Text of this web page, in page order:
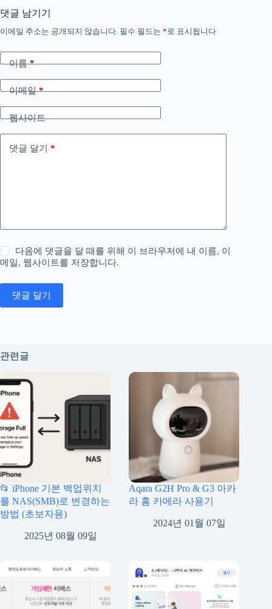
댓글 남기기
이메일 주소는 공개되지 않습니다. 필수 필드는 * 로 표시됩니다
이름*
이메일*
웹사이트
댓글 달기 *
다음에 댓글을 달 때를 위해 이 브라우저에 내 이름, 이
메일, 웹사이트를 저장합니다.
댓글 달기
관련글
📂 iPhone 기본 백업위치
를 NAS(SMB)로 변경하는
방법 (초보자용)
2025년 08월 09일
Aqara G2H Pro & G3 아카
라 홈 카메라 사용기
2024년 01월 07일